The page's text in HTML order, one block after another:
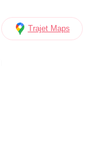
Trajet Maps